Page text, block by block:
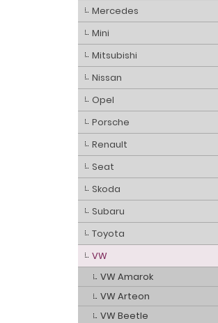
Mercedes
Mini
Mitsubishi
Nissan
Opel
Porsche
Renault
Seat
Skoda
Subaru
Toyota
VW
VW Amarok
VW Arteon
VW Beetle